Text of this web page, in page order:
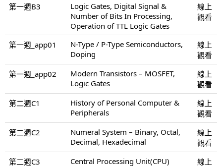
第一週B3
Logic Gates, Digital Signal &
Number of Bits In Processing,
Operation of TTL Logic Gates
線上
觀看
第一週_app01
N-Type / P-Type Semiconductors,
Doping
線上
觀看
第一週_app02
Modern Transistors – MOSFET,
Logic Gates
線上
觀看
第二週C1
History of Personal Computer &
Peripherals
線上
觀看
第二週C2
Numeral System – Binary, Octal,
Decimal, Hexadecimal
線上
觀看
第二週C3
Central Processing Unit(CPU)
線上